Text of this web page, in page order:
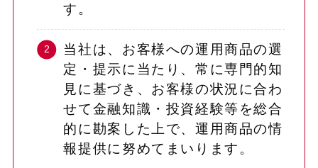
す。
当社は、お客様への運用商品の選
定・提示に当たり、常に専門的知
見に基づき、お客様の状況に合わ
せて金融知識・投資経験等を総合
的に勘案した上で、運用商品の情
報提供に努めてまいります。